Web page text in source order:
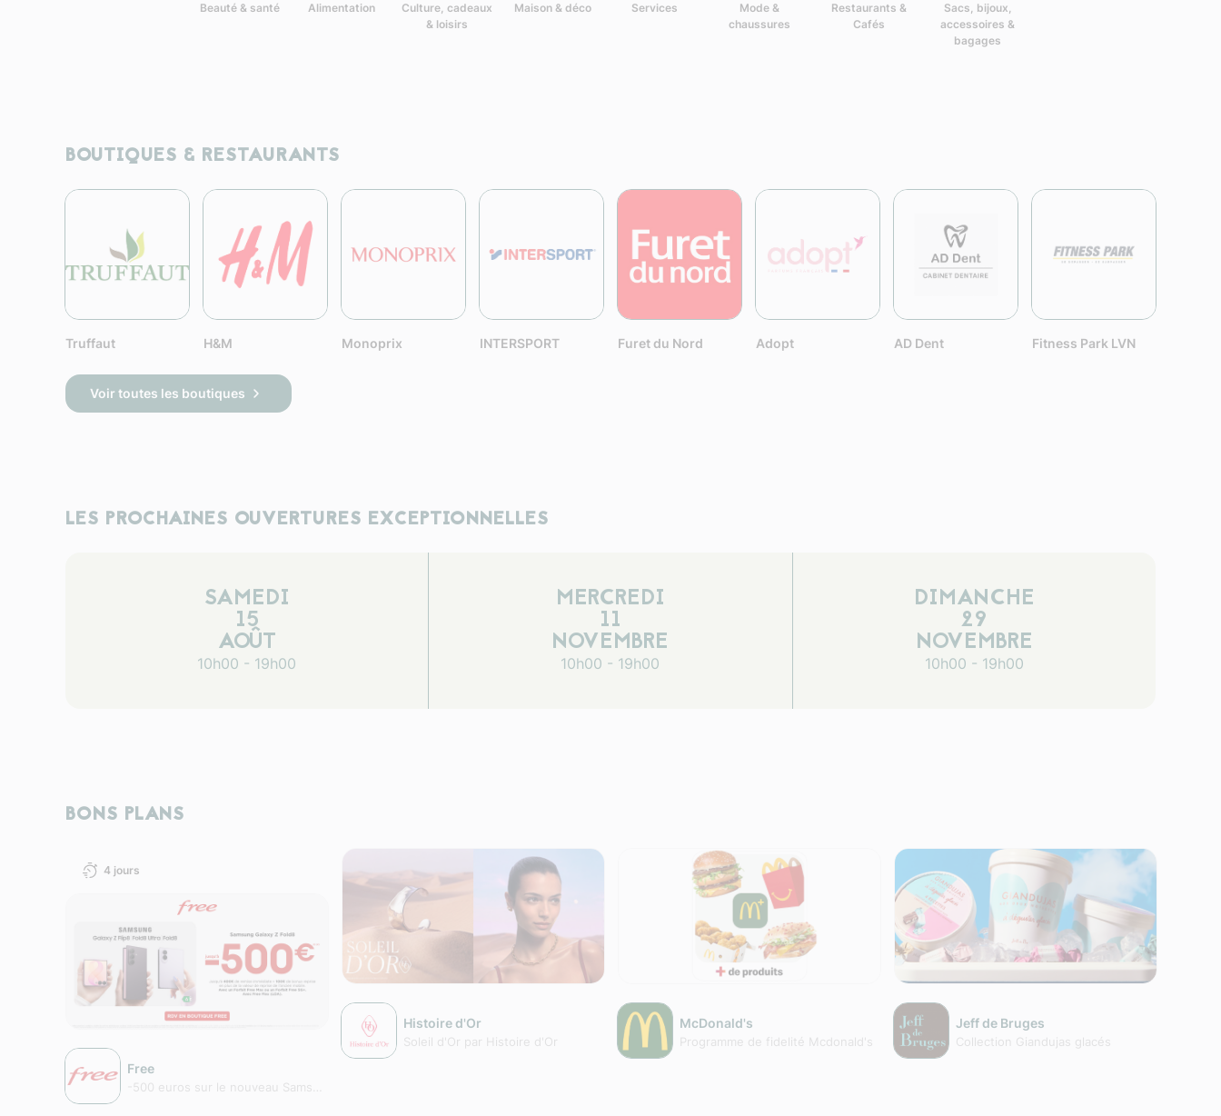
Beauté & santé Alimentation
Culture, cadeaux
& loisirs
Maison & déco Services
Mode &
chaussures
Restaurants &
Cafés
Sacs, bijoux,
accessoires &
bagages
BONS PLANS
4 jours
Free
Histoire d'Or
Soleil d'Or par Histoire d'Or
McDonald's
Programme de fidelité Mcdonald's
Jeff de Bruges
Collection Giandujas glacés
BOUTIQUES & RESTAURANTS
Truffaut H&M Monoprix INTERSPORT Furet du Nord Adopt AD Dent Fitness Park LVN
Voir toutes les boutiques
LES PROCHAINES OUVERTURES EXCEPTIONNELLES
SAMEDI
15
AOÛT
10h00 - 19h00
MERCREDI
11
NOVEMBRE
10h00 - 19h00
DIMANCHE
29
NOVEMBRE
10h00 - 19h00